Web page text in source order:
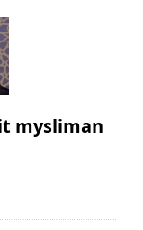
mysliman